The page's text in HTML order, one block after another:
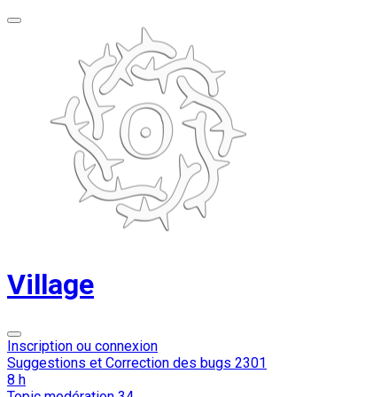
Village
Inscription ou connexion
Suggestions et Correction des bugs 2301
8 h